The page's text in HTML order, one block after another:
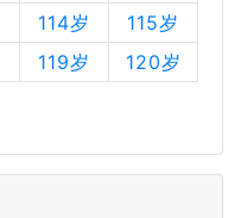
114岁
115岁
119岁 120岁